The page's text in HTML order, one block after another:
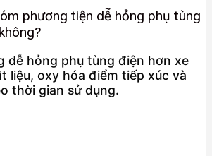
phương tiện dễ hỏng phụ tùng
dễ hỏng phụ tùng điện hơn xe
liệu, oxy hóa điểm tiếp xúc và
thời gian sử dụng.